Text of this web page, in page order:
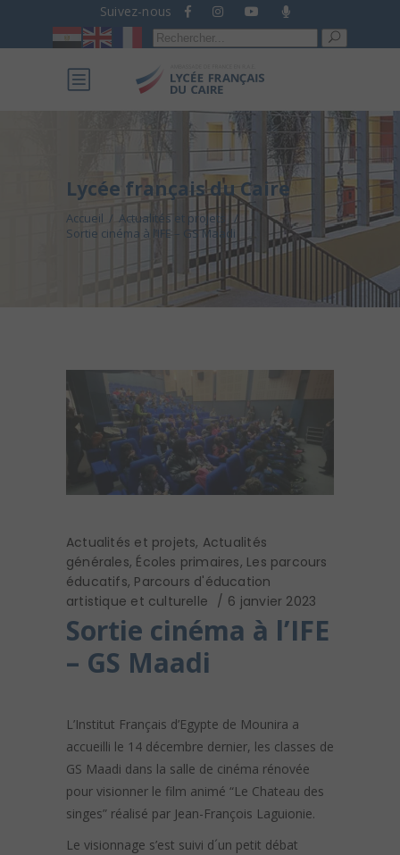
Suivez-nous
Recherche
pour :
Lycée français du Caire
Accueil / Actualités et projets
/
Sortie cinéma à l’IFE – GS Maadi
Actualités et projets, Actualités
générales, Écoles primaires, Les parcours
éducatifs, Parcours d'éducation
artistique et culturelle
6 janvier 2023
Sortie cinéma à l’IFE
– GS Maadi
L’Institut Français d’Egypte de Mounira a
accueilli le 14 décembre dernier, les classes de
GS Maadi dans la salle de cinéma rénovée
pour visionner le film animé “Le Chateau des
singes” réalisé par Jean-François Laguionie.
Le visionnage s’est suivi d´un petit débat